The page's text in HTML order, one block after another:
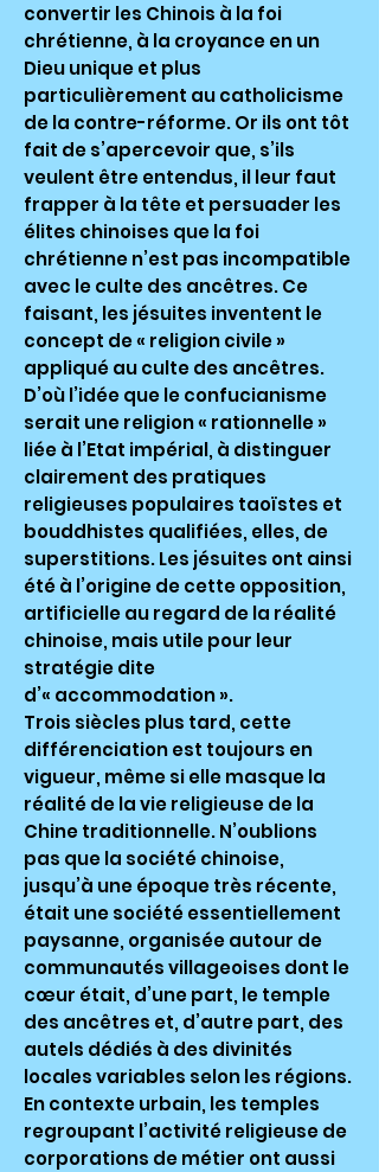
convertir les Chinois à la foi
chrétienne, à la croyance en un
Dieu unique et plus
particulièrement au catholicisme
de la contre-réforme. Or ils ont tôt
fait de s’apercevoir que, s’ils
veulent être entendus, il leur faut
frapper à la tête et persuader les
élites chinoises que la foi
chrétienne n’est pas incompatible
avec le culte des ancêtres. Ce
faisant, les jésuites inventent le
concept de « religion civile »
appliqué au culte des ancêtres.
D’où l’idée que le confucianisme
serait une religion « rationnelle »
liée à l’Etat impérial, à distinguer
clairement des pratiques
religieuses populaires taoïstes et
bouddhistes qualifiées, elles, de
superstitions. Les jésuites ont ainsi
été à l’origine de cette opposition,
artificielle au regard de la réalité
chinoise, mais utile pour leur
stratégie dite
d’« accommodation ».
Trois siècles plus tard, cette
différenciation est toujours en
vigueur, même si elle masque la
réalité de la vie religieuse de la
Chine traditionnelle. N’oublions
pas que la société chinoise,
jusqu’à une époque très récente,
était une société essentiellement
paysanne, organisée autour de
communautés villageoises dont le
cœur était, d’une part, le temple
des ancêtres et, d’autre part, des
autels dédiés à des divinités
locales variables selon les régions.
En contexte urbain, les temples
regroupant l’activité religieuse de
corporations de métier ont aussi